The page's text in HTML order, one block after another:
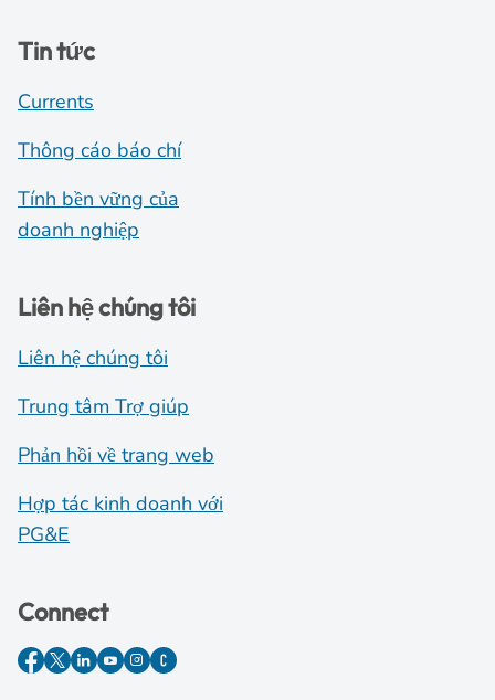
Tin tức
Currents
Thông cáo báo chí
Tính bền vững của
doanh nghiệp
Liên hệ chúng tôi
Liên hệ chúng tôi
Trung tâm Trợ giúp
Phản hồi về trang web
Hợp tác kinh doanh với
PG&E
Connect